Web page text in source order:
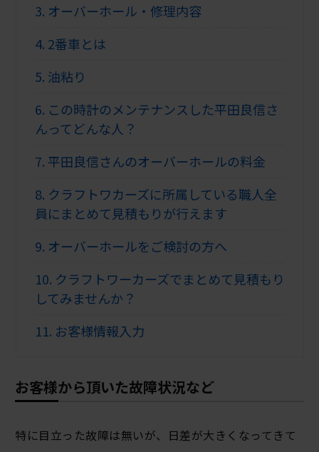
3. オーバーホール・修理内容
4. 2番車とは
5. 油粘り
6. この時計のメンテナンスした平田良信さ
んってどんな人？
7. 平田良信さんのオーバーホールの料金
8. クラフトワカーズに所属している職人全
員にまとめて見積もりが行えます
9. オーバーホールをご検討の方へ
10. クラフトワーカーズでまとめて見積もり
してみませんか？
11. お客様情報入力
お客様から頂いた故障状況など
特に目立った故障は無いが、日差が大きくなってきて